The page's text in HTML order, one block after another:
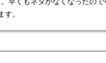
す。